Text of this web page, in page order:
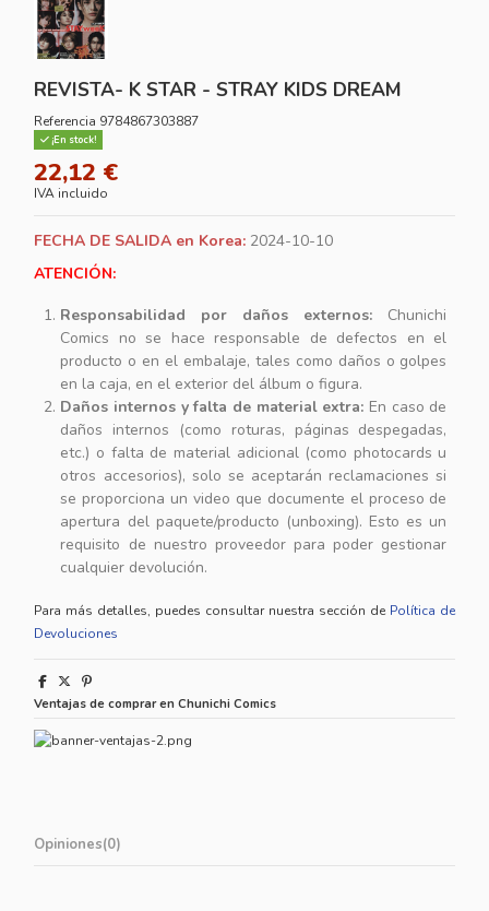
REVISTA- K STAR - STRAY KIDS DREAM
Referencia 9784867303887
¡En stock!
22,12 €
IVA incluido
FECHA DE SALIDA en Korea: 2024-10-10
ATENCIÓN:
Responsabilidad por daños externos:
Chunichi
Comics no se hace responsable de defectos en el
producto o en el embalaje, tales como daños o golpes
en la caja, en el exterior del álbum o figura.
Daños internos y falta de material extra: En caso de
daños internos (como roturas, páginas despegadas,
etc.) o falta de material adicional (como photocards u
otros accesorios), solo se aceptarán reclamaciones si
se proporciona un video que documente el proceso de
apertura del paquete/producto (unboxing). Esto es un
requisito de nuestro proveedor para poder gestionar
cualquier devolución.
Para más detalles, puedes consultar nuestra sección de Política de
Devoluciones
Ventajas de comprar en Chunichi Comics
Opiniones(0)